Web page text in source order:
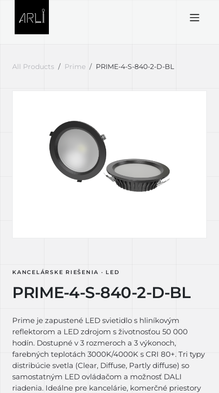
All Products Prime PRIME-4-S-840-2-D-BL
KANCELÁRSKE RIEŠENIA · LED
PRIME-4-S-840-2-D-BL
Prime je zapustené LED svietidlo s hliníkovým
reflektorom a LED zdrojom s životnosťou 50 000
hodín. Dostupné v 3 rozmeroch a 3 výkonoch,
farebných teplotách 3000K/4000K s CRI 80+. Tri typy
distribúcie svetla (Clear, Diffuse, Partly diffuse) so
samostatným LED ovládačom a možnosť DALI
riadenia. Ideálne pre kancelárie, komerčné priestory